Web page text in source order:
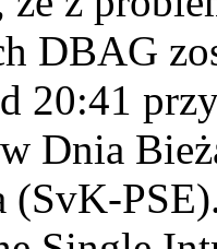
DBAG
20:41
Dnia
(SvK-